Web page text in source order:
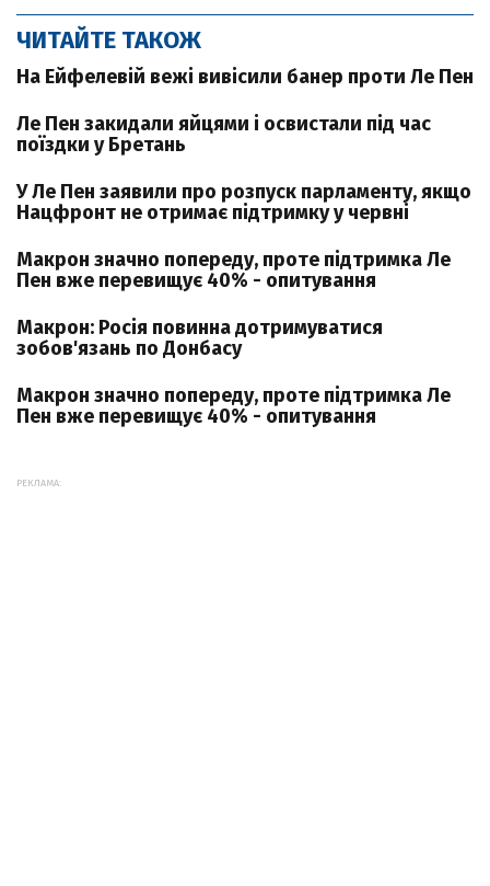
ЧИТАЙТЕ ТАКОЖ
На Ейфелевій вежі вивісили банер проти Ле Пен
Ле Пен закидали яйцями і освистали під час
поїздки у Бретань
У Ле Пен заявили про розпуск парламенту, якщо
Нацфронт не отримає підтримку у червні
Макрон значно попереду, проте підтримка Ле
Пен вже перевищує 40% - опитування
Макрон: Росія повинна дотримуватися
зобов'язань по Донбасу
Макрон значно попереду, проте підтримка Ле
Пен вже перевищує 40% - опитування
РЕКЛАМА: